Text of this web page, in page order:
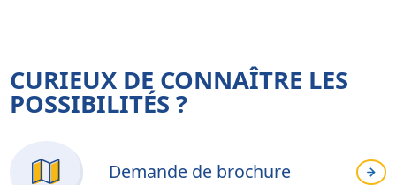
CURIEUX DE CONNAÎTRE LES
POSSIBILITÉS ?
Demande de brochure